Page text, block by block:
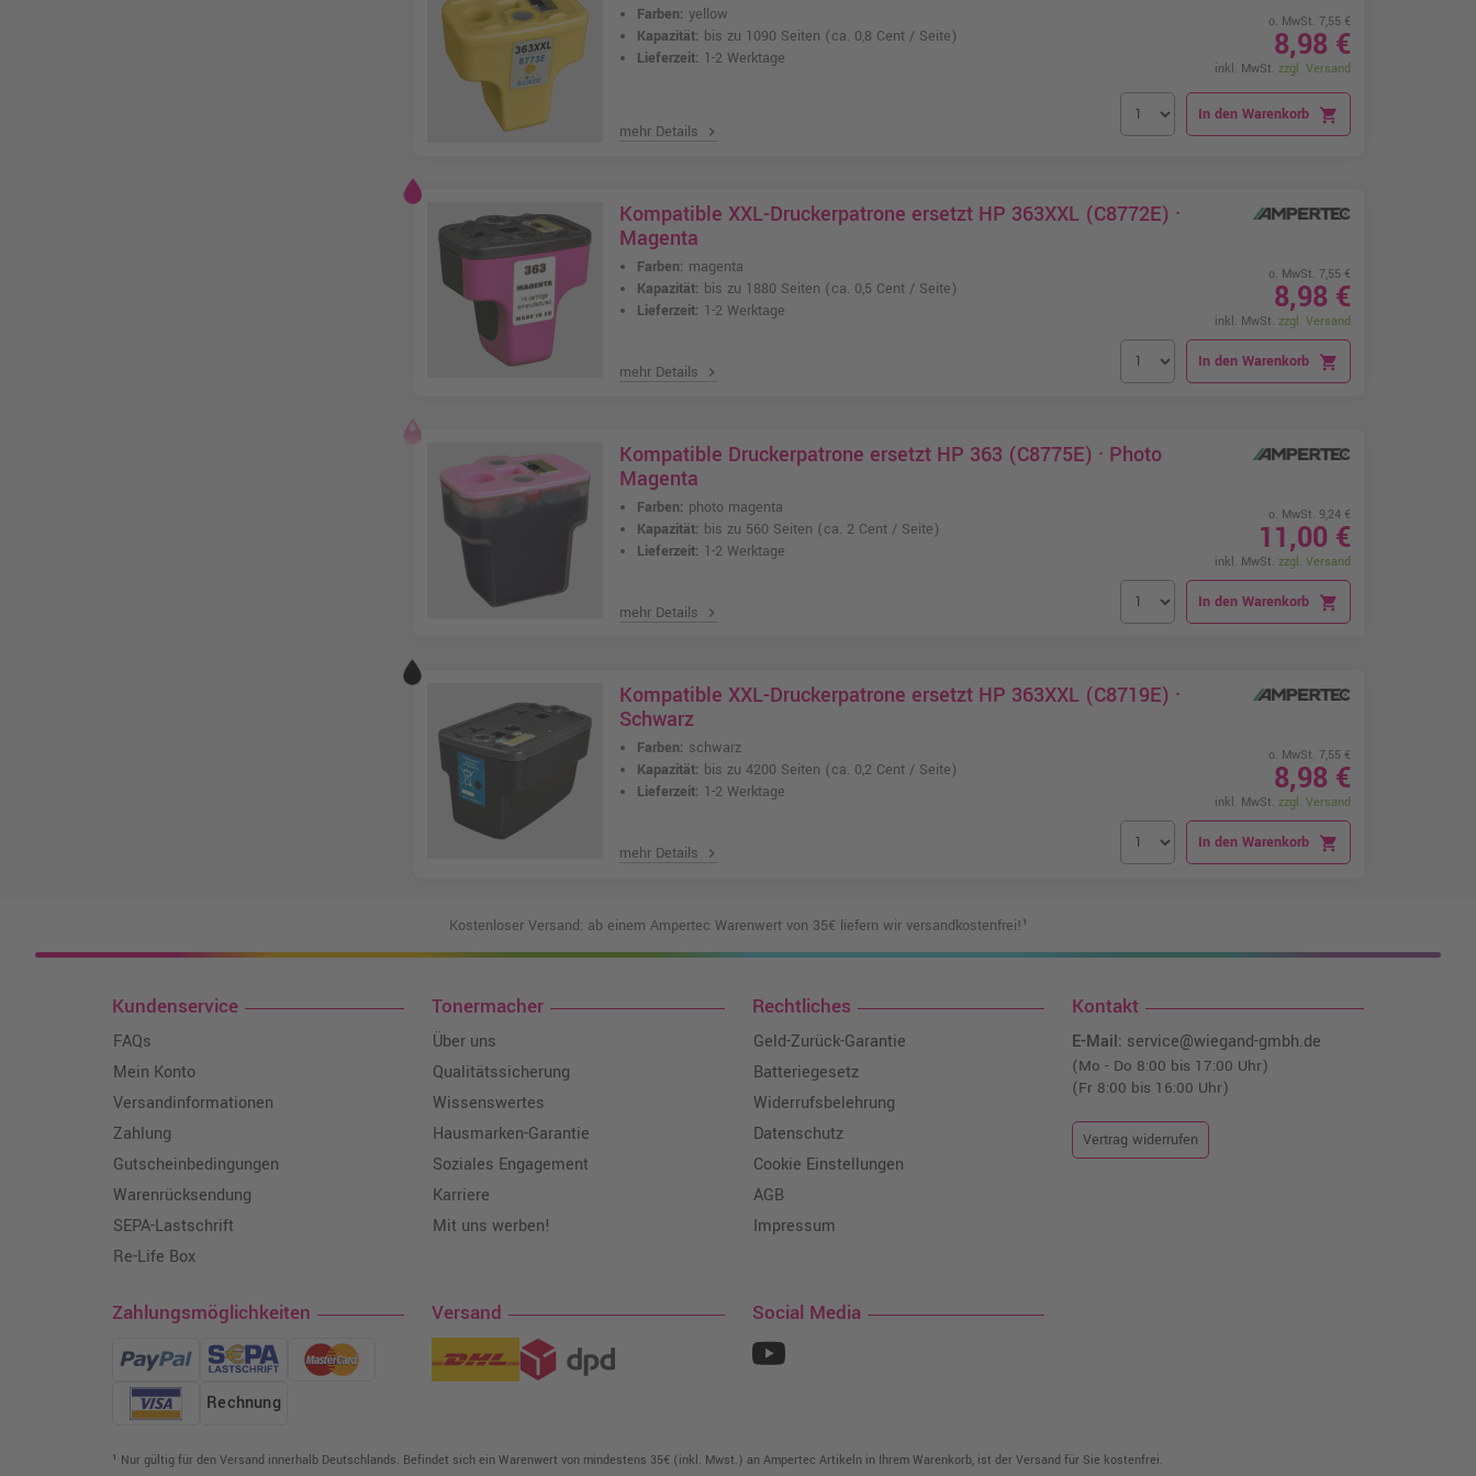
Farben: yellow
Kapazität: bis zu 1090 Seiten (ca. 0,8 Cent / Seite)
Lieferzeit: 1-2 Werktage
mehr Details chevron_right
o. MwSt. 7,55 €
8,98 €
inkl. MwSt. zzgl. Versand
In den Warenkorb shopping_cart
Kompatible XXL-Druckerpatrone ersetzt HP 363XXL (C8772E) ·
Magenta
Farben: magenta
Kapazität: bis zu 1880 Seiten (ca. 0,5 Cent / Seite)
Lieferzeit: 1-2 Werktage
mehr Details chevron_right
o. MwSt. 7,55 €
8,98 €
inkl. MwSt. zzgl. Versand
In den Warenkorb shopping_cart
Kompatible Druckerpatrone ersetzt HP 363 (C8775E) · Photo
Magenta
Farben: photo magenta
Kapazität: bis zu 560 Seiten (ca. 2 Cent / Seite)
Lieferzeit: 1-2 Werktage
mehr Details chevron_right
o. MwSt. 9,24 €
11,00 €
inkl. MwSt. zzgl. Versand
In den Warenkorb shopping_cart
Kompatible XXL-Druckerpatrone ersetzt HP 363XXL (C8719E) ·
Schwarz
Farben: schwarz
Kapazität: bis zu 4200 Seiten (ca. 0,2 Cent / Seite)
Lieferzeit: 1-2 Werktage
mehr Details chevron_right
o. MwSt. 7,55 €
8,98 €
inkl. MwSt. zzgl. Versand
In den Warenkorb shopping_cart
Kostenloser Versand: ab einem Ampertec Warenwert von 35€ liefern wir versandkostenfrei!¹
Kundenservice
FAQs
Mein Konto
Versandinformationen
Zahlung
Gutscheinbedingungen
Warenrücksendung
SEPA-Lastschrift
Re-Life Box
Tonermacher
Über uns
Qualitätssicherung
Wissenswertes
Hausmarken-Garantie
Soziales Engagement
Karriere
Mit uns werben!
Rechtliches
Geld-Zurück-Garantie
Batteriegesetz
Widerrufsbelehrung
Datenschutz
Cookie Einstellungen
AGB
Impressum
Kontakt
E-Mail: service@wiegand-gmbh.de
(Mo - Do 8:00 bis 17:00 Uhr)
(Fr 8:00 bis 16:00 Uhr)
Vertrag widerrufen
Zahlungsmöglichkeiten
Rechnung
Versand Social Media
¹ Nur gültig für den Versand innerhalb Deutschlands. Befindet sich ein Warenwert von mindestens 35€ (inkl. Mwst.) an Ampertec Artikeln in Ihrem Warenkorb, ist der Versand für Sie kostenfrei.